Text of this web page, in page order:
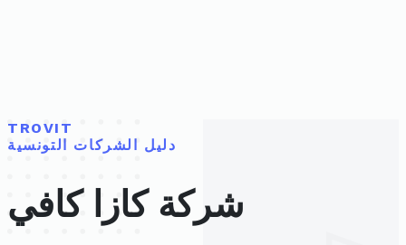
TROVIT
دليل الشركات التونسية
شركة كازا كافي